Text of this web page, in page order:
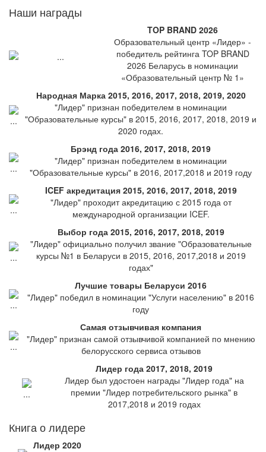
Наши награды
TOP BRAND 2026
Образовательный центр «Лидер» -
победитель рейтинга TOP BRAND
2026 Беларусь в номинации
«Образовательный центр № 1»
Народная Марка 2015, 2016, 2017, 2018, 2019, 2020
"Лидер" признан победителем в номинации
"Образовательные курсы" в 2015, 2016, 2017, 2018, 2019 и
2020 годах.
Брэнд года 2016, 2017, 2018, 2019
"Лидер" признан победителем в номинации
"Образовательные курсы" в 2016, 2017,2018 и 2019 году
ICEF акредитация 2015, 2016, 2017, 2018, 2019
"Лидер" проходит акредитацию с 2015 года от
международной организации ICEF.
Выбор года 2015, 2016, 2017, 2018, 2019
"Лидер" официально получил звание "Образовательные
курсы №1 в Беларуси в 2015, 2016, 2017,2018 и 2019
годах"
Лучшие товары Беларуси 2016
"Лидер" победил в номинации "Услуги населению" в 2016
году
Самая отзывчивая компания
"Лидер" признан самой отзывчивой компанией по мнению
белорусского сервиса отзывов
Лидер года 2017, 2018, 2019
Лидер был удостоен награды "Лидер года" на
премии "Лидер потребительского рынка" в
2017,2018 и 2019 годах
Книга о лидере
Лидер 2020